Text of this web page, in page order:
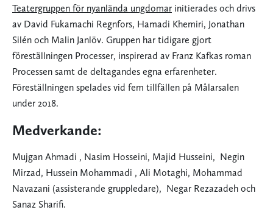
Teatergruppen för nyanlända ungdomar initierades och drivs
av David Fukamachi Regnfors, Hamadi Khemiri, Jonathan
Silén och Malin Janlöv. Gruppen har tidigare gjort
föreställningen Processer, inspirerad av Franz Kafkas roman
Processen samt de deltagandes egna erfarenheter.
Föreställningen spelades vid fem tillfällen på Målarsalen
under 2018.
Medverkande:
Mujgan Ahmadi , Nasim Hosseini, Majid Husseini, Negin
Mirzad, Hussein Mohammadi , Ali Motaghi, Mohammad
Navazani (assisterande gruppledare), Negar Rezazadeh och
Sanaz Sharifi.